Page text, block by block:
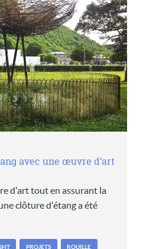
avec une œuvre d’art
d'art tout en assurant la
clôture d'étang a été
PROJETS ROUILLE